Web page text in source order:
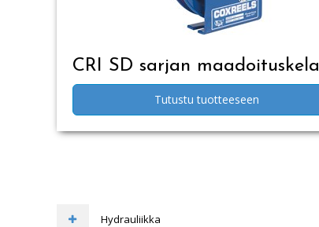
CRI SD sarjan maadoituskela
Tutustu tuotteeseen
Hydrauliikka